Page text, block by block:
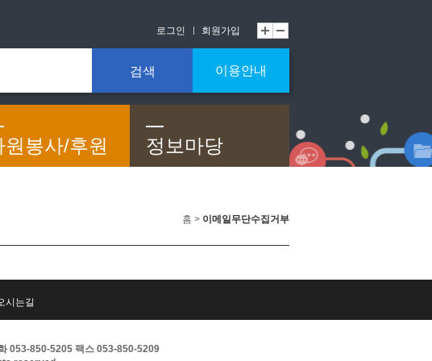
로그인 회원가입
검색 이용안내
원봉사/후원 정보마당
홈 > 이메일무단수집거부
시는길
053-850-5205 팩스 053-850-5209